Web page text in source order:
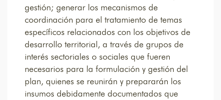
gestión; generar los mecanismos de
coordinación para el tratamiento de temas
específicos relacionados con los objetivos de
desarrollo territorial, a través de grupos de
interés sectoriales o sociales que fueren
necesarios para la formulación y gestión del
plan, quienes se reunirán y prepararán los
insumos debidamente documentados que